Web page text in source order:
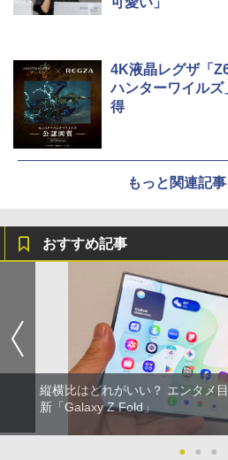
4K液晶レグザ「
ハンターワイル
得
もっと関連記
おすすめ記事
縦横比はどれがいい？ エンタメ
新「Galaxy Z Fold」
● ● ●